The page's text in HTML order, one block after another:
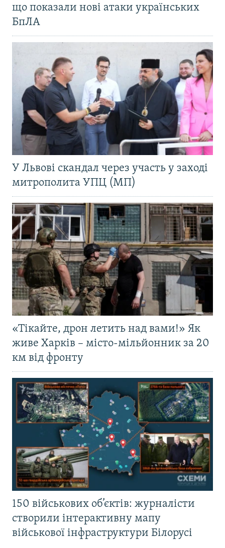
що показали нові атаки українських
БпЛА
У Львові скандал через участь у заході
митрополита УПЦ (МП)
«Тікайте, дрон летить над вами!» Як
живе Харків – місто-мільйонник за 20
км від фронту
150 військових об’єктів: журналісти
створили інтерактивну мапу
військової інфраструктури Білорусі